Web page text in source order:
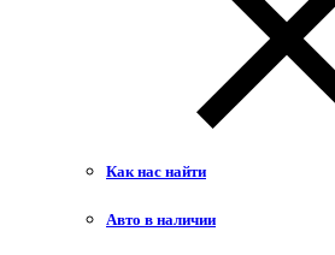
Как нас найти
Авто в наличии